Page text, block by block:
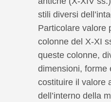
stili diversi
Particolare valore
colonne del X-XI
queste colonne,
dimensioni, forme
costituire il valore
dell’interno della